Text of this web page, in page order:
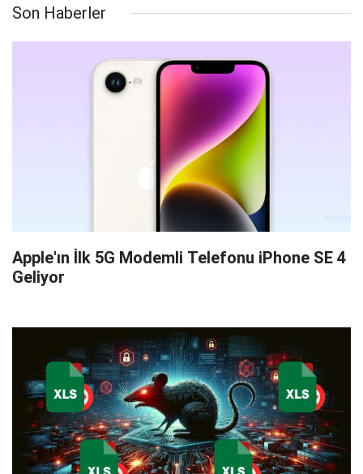
Son Haberler
Apple'ın İlk 5G Modemli Telefonu iPhone SE 4
Geliyor